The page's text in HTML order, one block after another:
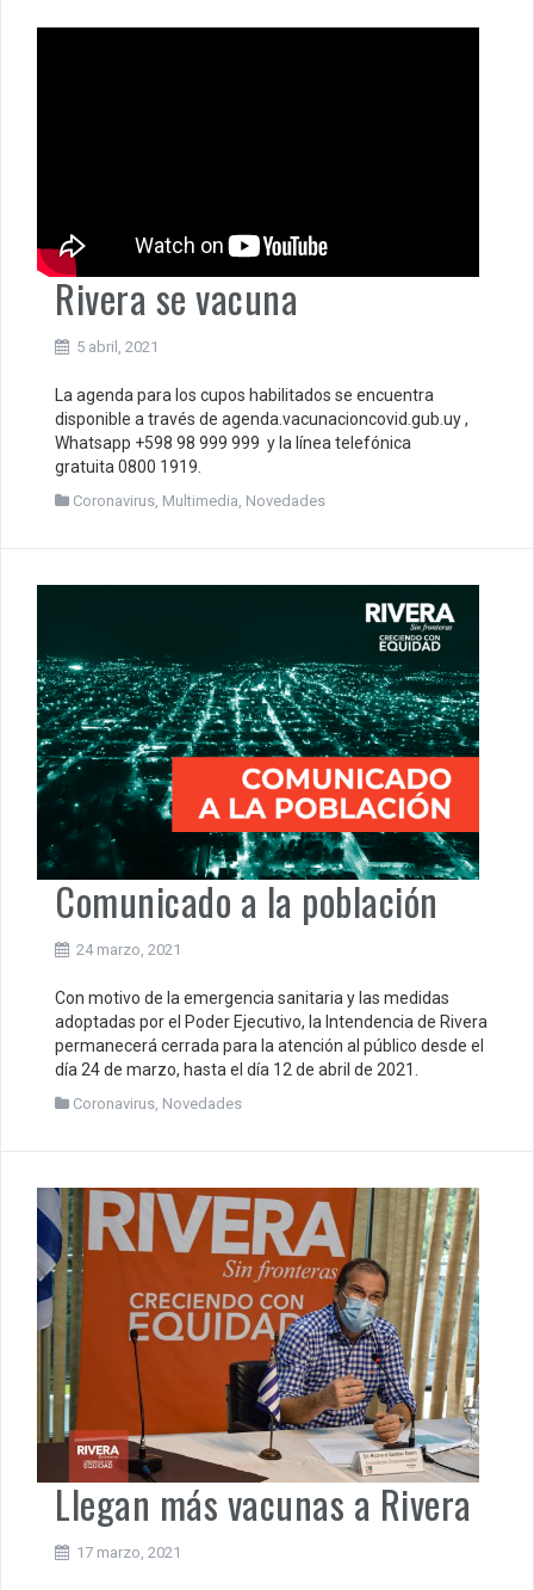
Rivera se vacuna
5 abril, 2021
La agenda para los cupos habilitados se encuentra
disponible a través de agenda.vacunacioncovid.gub.uy ,
Whatsapp +598 98 999 999 y la línea telefónica
gratuita 0800 1919.
Coronavirus Multimedia Novedades
Comunicado a la población
24 marzo, 2021
Con motivo de la emergencia sanitaria y las medidas
adoptadas por el Poder Ejecutivo, la Intendencia de Rivera
permanecerá cerrada para la atención al público desde el
día 24 de marzo, hasta el día 12 de abril de 2021.
Coronavirus, Novedades
Llegan más vacunas a Rivera
17 marzo, 2021